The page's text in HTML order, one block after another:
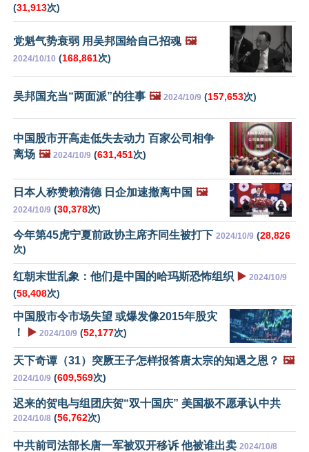
(31,913次)
党魁气势衰弱 用吴邦国给自己招魂 🖼️
2024/10/10 (168,861次)
吴邦国充当“两面派”的往事 🖼️ 2024/10/9 (157,653次)
中国股市开高走低失去动力 百家公司相争
离场 🖼️ 2024/10/9 (631,451次)
日本人称赞赖清德 日企加速撤离中国 🖼️
2024/10/9 (30,378次)
今年第45虎宁夏前政协主席齐同生被打下 2024/10/9 (28,826
次)
红朝末世乱象：他们是中国的哈玛斯恐怖组织 ▶️ 2024/10/9
(58,408次)
中国股市令市场失望 或爆发像2015年股灾
！
▶️ 2024/10/9 (52,177次)
天下奇谭（31）突厥王子怎样报答唐太宗的知遇之恩？ 🖼️
2024/10/9 (609,569次)
迟来的贺电与组团庆贺“双十国庆” 美国极不愿承认中共
2024/10/8 (56,762次)
中共前司法部长唐一军被双开移诉 他被谁出卖 2024/10/8